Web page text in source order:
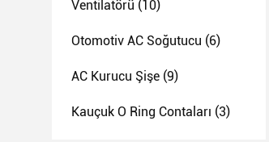
Ventilatörü (10)
Otomotiv AC Soğutucu (6)
AC Kurucu Şişe (9)
Kauçuk O Ring Contaları (3)